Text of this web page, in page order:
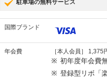
駐車場の無料サービス
国際ブランド
年会費 ［本人会員］ 1,375
初年度年会費
登録型リボ「